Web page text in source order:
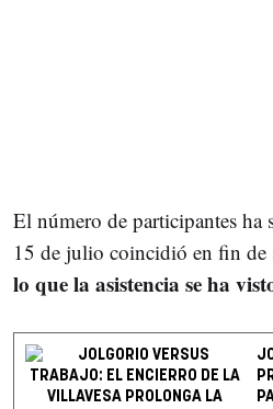
El número de participantes ha
15 de julio coincidió en fin de
lo que la asistencia se ha